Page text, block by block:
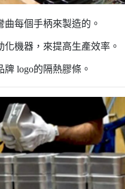
曲每個手柄來製造的。
化機器，來提高生產效率。
logo的隔熱膠條。